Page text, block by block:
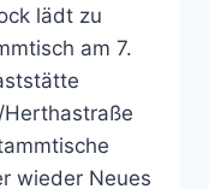
lädt zu
am 7.
wieder Neues